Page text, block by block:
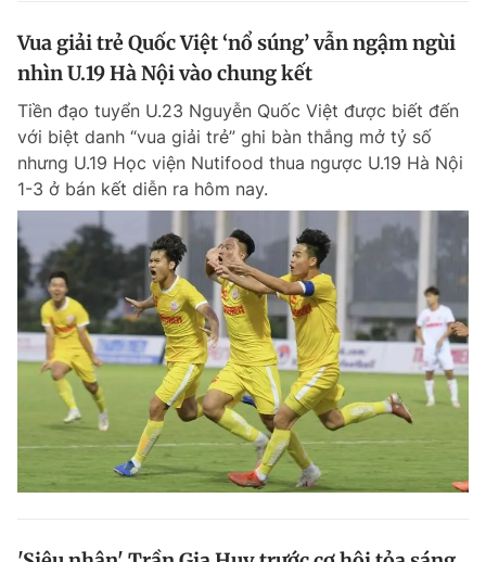
Vua giải trẻ Quốc Việt ‘nổ súng’ vẫn ngậm ngùi
nhìn U.19 Hà Nội vào chung kết
Tiền đạo tuyển U.23 Nguyễn Quốc Việt được biết đến
với biệt danh “vua giải trẻ” ghi bàn thắng mở tỷ số
nhưng U.19 Học viện Nutifood thua ngược U.19 Hà Nội
1-3 ở bán kết diễn ra hôm nay.